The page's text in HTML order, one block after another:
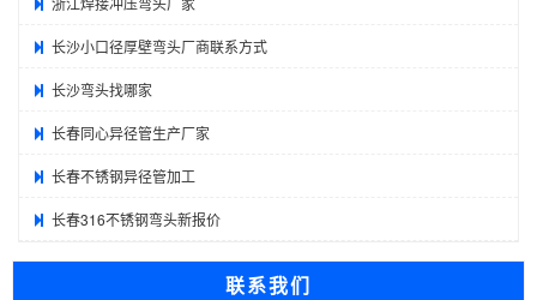
长沙小口径厚壁弯头厂商联系方式
长沙弯头找哪家
长春同心异径管生产厂家
长春不锈钢异径管加工
长春316不锈钢弯头新报价
联系我们